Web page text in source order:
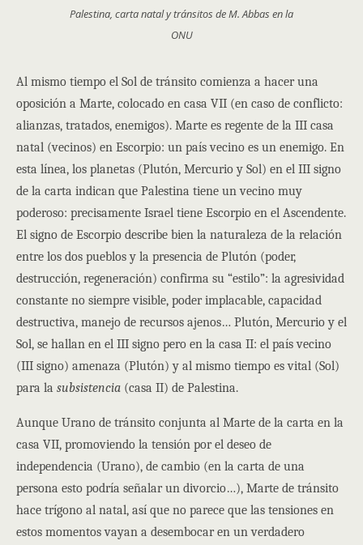
Palestina, carta natal y tránsitos de M. Abbas en la
ONU
Al mismo tiempo el Sol de tránsito comienza a hacer una
oposición a Marte, colocado en casa VII (en caso de conflicto:
alianzas, tratados, enemigos). Marte es regente de la III casa
natal (vecinos) en Escorpio: un país vecino es un enemigo. En
esta línea, los planetas (Plutón, Mercurio y Sol) en el III signo
de la carta indican que Palestina tiene un vecino muy
poderoso: precisamente Israel tiene Escorpio en el Ascendente.
El signo de Escorpio describe bien la naturaleza de la relación
entre los dos pueblos y la presencia de Plutón (poder,
destrucción, regeneración) confirma su “estilo”: la agresividad
constante no siempre visible, poder implacable, capacidad
destructiva, manejo de recursos ajenos… Plutón, Mercurio y el
Sol, se hallan en el III signo pero en la casa II: el país vecino
(III signo) amenaza (Plutón) y al mismo tiempo es vital (Sol)
para la subsistencia (casa II) de Palestina.
Aunque Urano de tránsito conjunta al Marte de la carta en la
casa VII, promoviendo la tensión por el deseo de
independencia (Urano), de cambio (en la carta de una
persona esto podría señalar un divorcio…), Marte de tránsito
hace trígono al natal, así que no parece que las tensiones en
estos momentos vayan a desembocar en un verdadero